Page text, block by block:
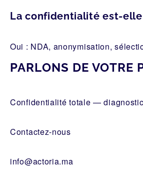
La confidentialité est-
Oui : NDA, anonymisation,
PARLONS DE VOTRE
Confidentialité totale —
Contactez-nous
info@actoria.ma